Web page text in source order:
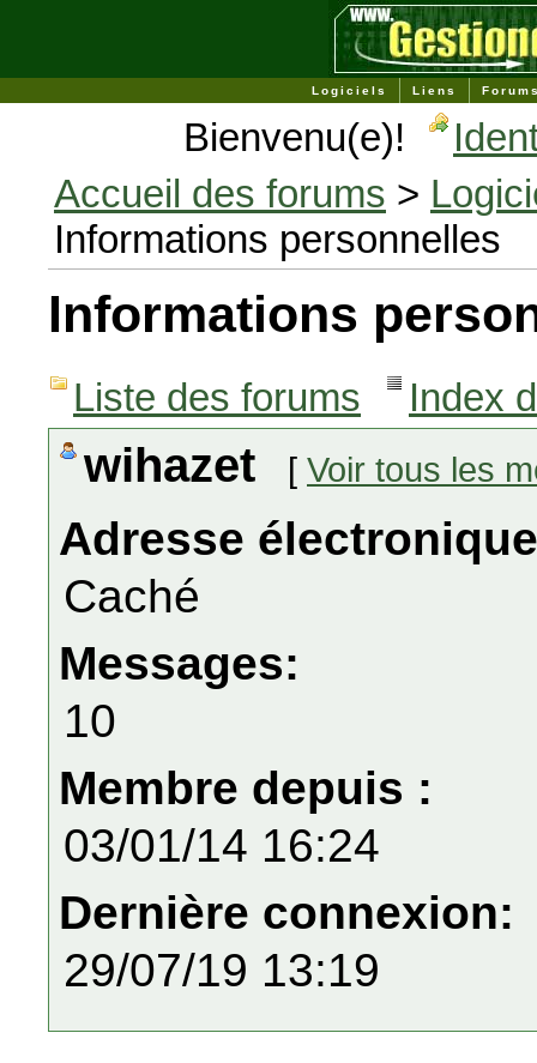
Logiciels Liens
Bienvenu(e)!
Accueil des forums >
Informations personnelles
Informations
Liste des forums Index
wihazet [ Voir tous les
Adresse
Caché
Messages:
10
Membre depuis :
03/01/14 16:24
Dernière connexion:
29/07/19 13:19